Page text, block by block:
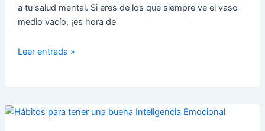
a tu salud mental. Si eres de los que siempre ve el vaso
medio vacío, ¡es hora de
🌟
Pensamiento
Leer entrada »